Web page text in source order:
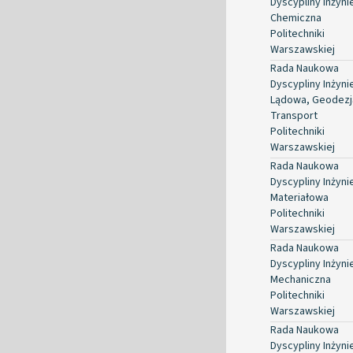
Chemiczna
Politechniki
Warszawskiej
Rada Naukowa
Dyscypliny
Lądowa,
Transport
Politechniki
Warszawskiej
Rada Naukowa
Dyscypliny
Materiałowa
Politechniki
Warszawskiej
Rada Naukowa
Dyscypliny
Mechaniczna
Politechniki
Warszawskiej
Rada Naukowa
Dyscypliny